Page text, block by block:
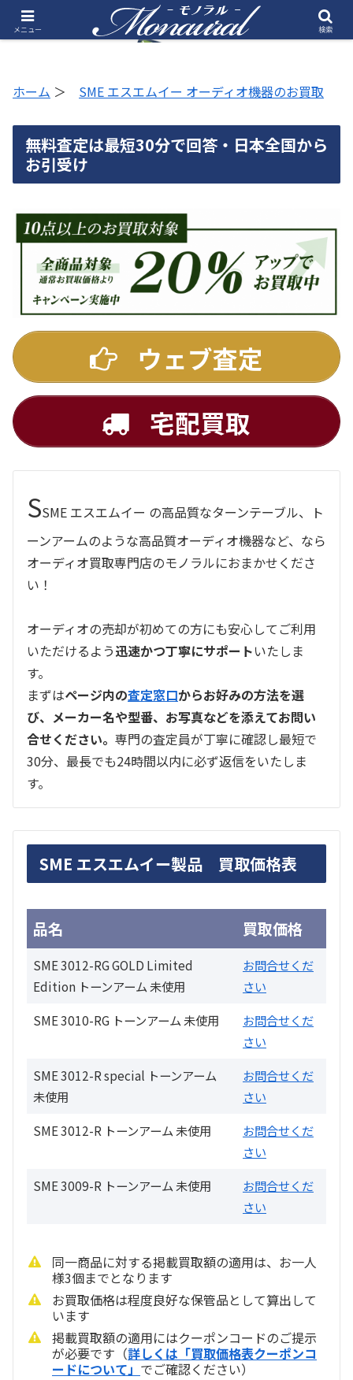
ホーム ＞ SME エスエムイー オーディオ機器のお買取
無料査定は最短30分で回答・日本全国から
お引受け
ウェブ査定
宅配買取
SSME エスエムイー の高品質なターンテーブル、ト
ーンアームのような高品質オーディオ機器など、なら
オーディオ買取専門店のモノラルにおまかせくださ
い！
オーディオの売却が初めての方にも安心してご利用
いただけるよう迅速かつ丁寧にサポートいたしま
す。
まずはページ内の査定窓口からお好みの方法を選
び、メーカー名や型番、お写真などを添えてお問い
合せください。 専門の査定員が丁寧に確認し最短で
30分、最長でも24時間以内に必ず返信をいたしま
す。
SME エスエムイー製品 買取価格表
品名 買取価格
SME 3012-RG GOLD Limited
Edition トーンアーム 未使用
お問合せくだ
さい
SME 3010-RG トーンアーム 未使用
お問合せくだ
さい
SME 3012-R special トーンアーム
未使用
お問合せくだ
さい
SME 3012-R トーンアーム 未使用
お問合せくだ
さい
SME 3009-R トーンアーム 未使用
お問合せくだ
さい
同一商品に対する掲載買取額の適用は、お一人
様3個までとなります
お買取価格は程度良好な保管品として算出して
います
掲載買取額の適用にはクーポンコードのご提示
が必要です（詳しくは「買取価格表クーポンコ
ードについて」 でご確認ください）
メニュー 検索